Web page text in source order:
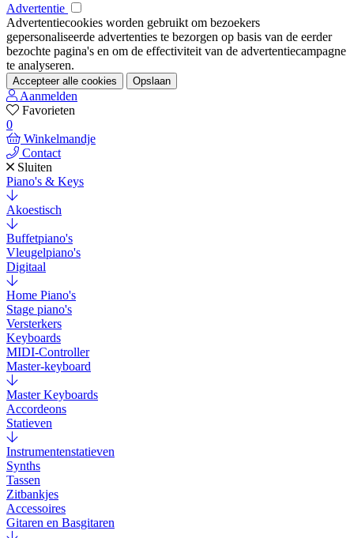
Advertentie
Advertentiecookies worden gebruikt om bezoekers
gepersonaliseerde advertenties te bezorgen op basis van de eerder
bezochte pagina's en om de effectiviteit van de advertentiecampagne
te analyseren.
Accepteer alle cookies Opslaan
Aanmelden
Favorieten
0
Winkelmandje
Contact
Sluiten
Piano's & Keys
Akoestisch
Buffetpiano's
Vleugelpiano's
Digitaal
Home Piano's
Stage piano's
Versterkers
Keyboards
MIDI-Controller
Master-keyboard
Master Keyboards
Accordeons
Statieven
Instrumentenstatieven
Synths
Tassen
Zitbankjes
Accessoires
Gitaren en Basgitaren